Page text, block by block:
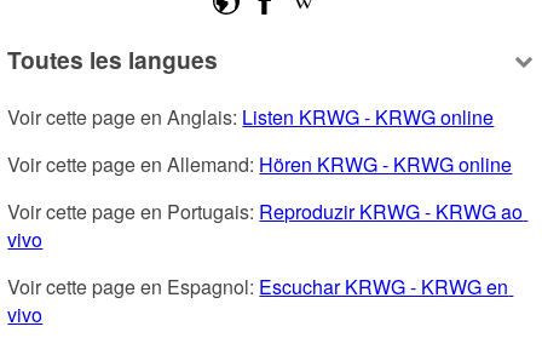
Toutes les langues
Voir cette page en Anglais: Listen KRWG - KRWG online
Voir cette page en Allemand: Hören KRWG - KRWG online
Voir cette page en Portugais: Reproduzir KRWG - KRWG ao
vivo
Voir cette page en Espagnol: Escuchar KRWG - KRWG en
vivo